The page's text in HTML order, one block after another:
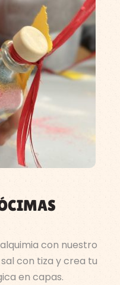
con nuestro
con tiza y crea tu
en capas.